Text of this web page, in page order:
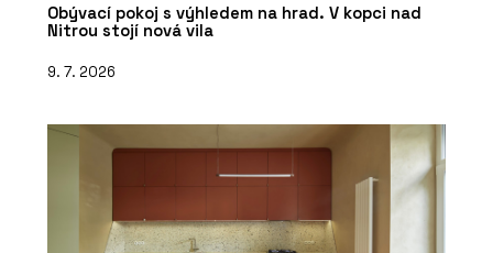
Obývací pokoj s výhledem na hrad. V kopci nad
Nitrou stojí nová vila
9. 7. 2026